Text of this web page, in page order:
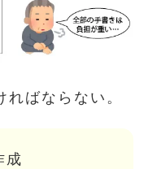
ばならない。
成